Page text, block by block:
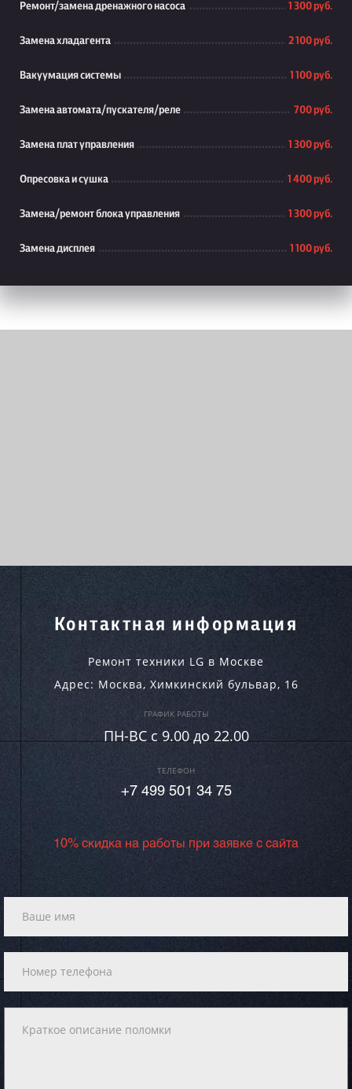
Ремонт/замена дренажного насоса 1 300 руб.
Замена хладагента 2 100 руб.
Вакуумация системы 1 100 руб.
Замена автомата/пускателя/реле 700 руб.
Замена плат управления 1 300 руб.
Опресовка и сушка 1 400 руб.
Замена/ремонт блока управления 1 300 руб.
Замена дисплея 1 100 руб.
Контактная информация
Ремонт техники LG в Москве
Адрес: Москва, Химкинский бульвар, 16
ГРАФИК РАБОТЫ
ПН-ВC c 9.00 до 22.00
ТЕЛЕФОН
+7 499 501 34 75
10% скидка на работы при заявке с сайта